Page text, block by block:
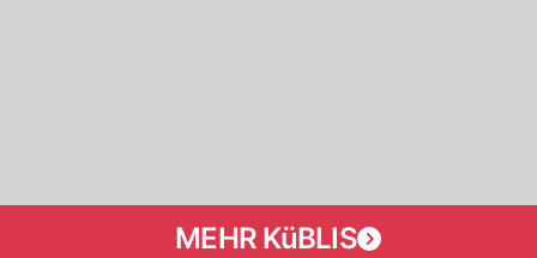
MEHR KüBLIS